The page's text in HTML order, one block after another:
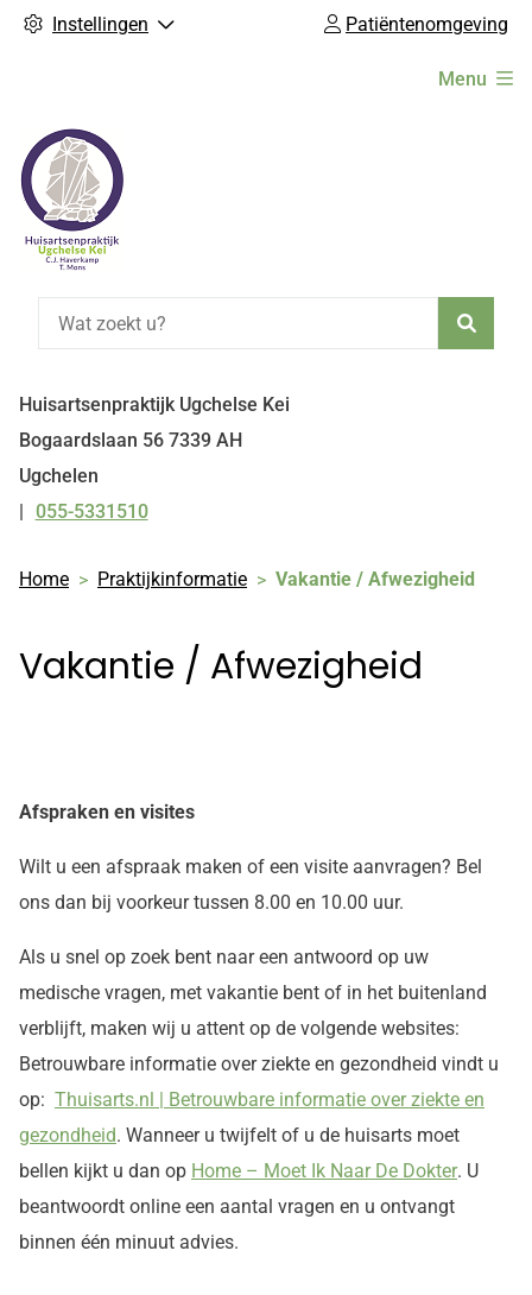
Instellingen Patiëntenomgeving
Menu
Huisartsenpraktijk Ugchelse Kei
Bogaardslaan 56 7339 AH
Ugchelen
Tel:
055-5331510
Home Praktijkinformatie Vakantie / Afwezigheid
Vakantie / Afwezigheid
Afspraken en visites
Wilt u een afspraak maken of een visite aanvragen? Bel
ons dan bij voorkeur tussen 8.00 en 10.00 uur.
Als u snel op zoek bent naar een antwoord op uw
medische vragen, met vakantie bent of in het buitenland
verblijft, maken wij u attent op de volgende websites:
Betrouwbare informatie over ziekte en gezondheid vindt u
op: Thuisarts.nl | Betrouwbare informatie over ziekte en
gezondheid. Wanneer u twijfelt of u de huisarts moet
bellen kijkt u dan op Home – Moet Ik Naar De Dokter. U
beantwoordt online een aantal vragen en u ontvangt
binnen één minuut advies.